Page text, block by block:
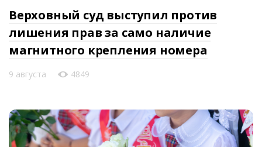
Верховный суд выступил против
лишения прав за само наличие
магнитного крепления номера
9 августа 4849